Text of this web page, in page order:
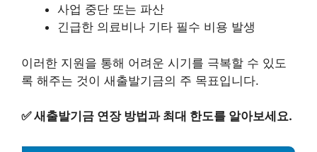
사업 중단 또는 파산
긴급한 의료비나 기타 필수 비용 발생
이러한 지원을 통해 어려운 시기를 극복할 수 있도
록 해주는 것이 새출발기금의 주 목표입니다.
✅새출발기금 연장 방법과 최대 한도를 알아보세요.